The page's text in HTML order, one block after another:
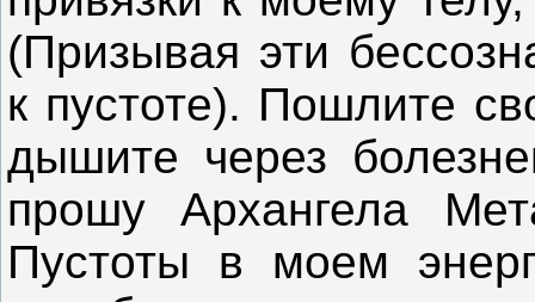
(Призывая эти
к пустоте). Пошлите
дышите через
прошу Архангела
Пустоты в моем